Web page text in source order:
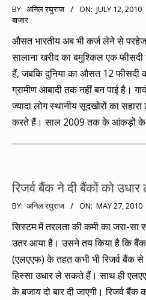
2010-
07-
12
BY: अनिल रघुराज ON: JULY 12, 2010
बाजार
औसत भारतीय अब भी कर्ज लेने से
सालाना खरीद का बमुश्किल एक
हैं, जबकि दुनिया का औसत 12 फीसदी
ग्रामीण आबादी तक नहीं बन पाई है।
ज्यादा लोग स्थानीय सूदखोरों का
करते हैं। साल 2009 तक के आंकड़ों के
रिजर्व बैंक ने दी बैंकों को
2010-
05-
BY: अनिल रघुराज ON: MAY 27, 2010
सिस्टम में तरलता की कमी का जरा-सा
उतर आया है। उसने तय किया है कि बैंक
(एलएएफ) के तहत कभी भी रिजर्व बैंक
हिस्सा उधार ले सकते हैं। साथ ही
के बजाय दो बार दी जाएगी। रिजर्व